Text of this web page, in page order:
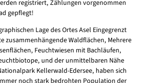
registriert, Zählungen vorgenommen
gepflegt!
Lage des Ortes Asel Eingegrenzt
zusammenhängende Waldflächen, Mehrere
Feuchtwiesen mit Bachläufen,
und der unmittelbaren Nähe
Kellerwald-Edersee, haben sich